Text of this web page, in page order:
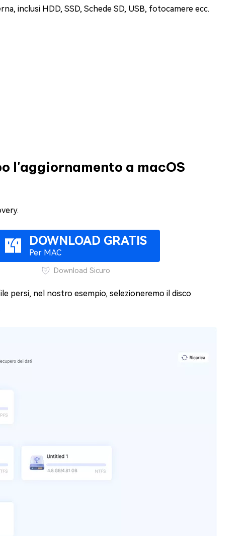
inclusi HDD, SSD, Schede SD, USB, fotocamere ecc.
l'aggiornamento a macOS
DOWNLOAD GRATIS
Per MAC
Download Sicuro
persi, nel nostro esempio, selezioneremo il disco